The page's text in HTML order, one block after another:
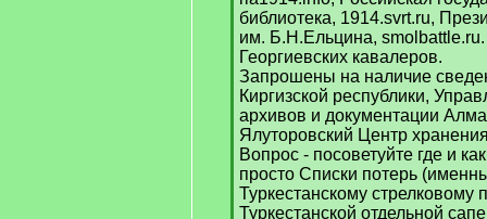
библиотека, 1914.svrt.ru,
им. Б.Н.Ельцина,
Георгиевских кавалеров.
Запрошены на наличие
Киргизской республики,
архивов и документации
Ялуторовский Центр
Вопрос - посоветуйте где и
просто Списки потерь
Туркестанскому стрелковому
Туркестанской отдельной